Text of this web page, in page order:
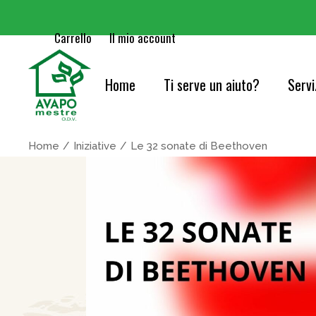
Carrello Il mio account
Home Ti serve un aiuto?
Home Iniziative Le 32 sonate di Beethoven